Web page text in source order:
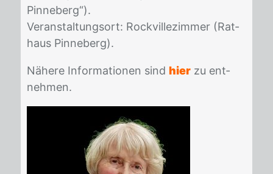
Pin­ne­berg“).
Ver­an­stal­tungs­ort: Rock­vil­le­zim­mer (Rat­
haus Pin­ne­berg).
Nä­he­re In­for­ma­tio­nen sind hier zu ent­
neh­men.